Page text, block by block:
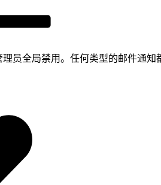
员全局禁用。任何类型的邮件通知